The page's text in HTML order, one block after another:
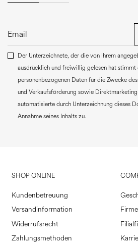
Der Unterzeichnete, der die von Ihrem
ausdrücklich und freiwillig gelesen hat
personenbezogenen Daten für die Zwecke
und Verkaufsförderung sowie
automatisierte durch Unterzeichnung dieses
Annahme seines Inhalts zu.
SHOP ONLINE
Kundenbetreuung
Versandinformation
Widerrufsrecht
Zahlungsmethoden